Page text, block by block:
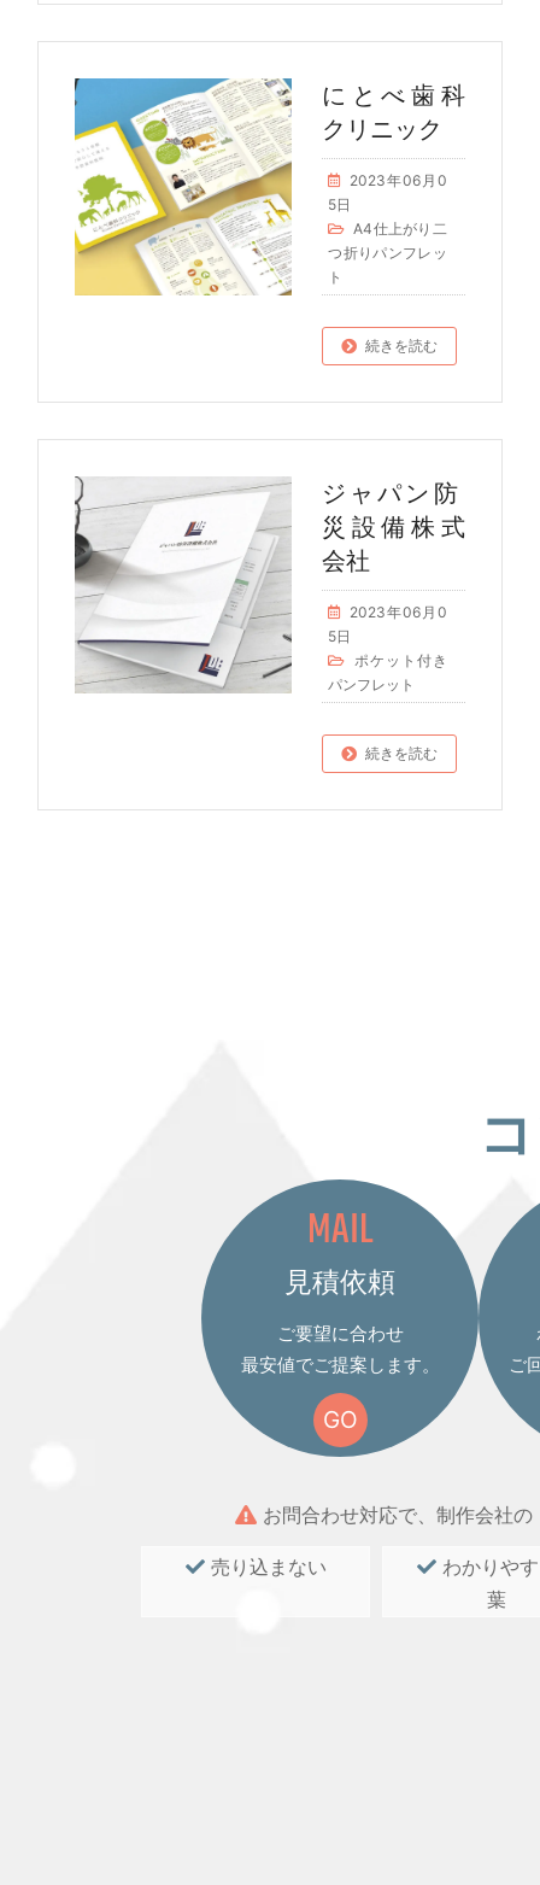
にとべ歯科
クリニック
2023年06月0
5日
A4仕上がり二
つ折りパンフレッ
ト
続きを読む
ジャパン防
災設備株式
会社
2023年06月0
5日
ポケット付き
パンフレット
続きを読む
MAIL
見積依頼
ご要望に合わせ
最安値でご提案します。
GO
ご
お問合わせ対応で、制作会社の
売り込まない
わかりや
葉